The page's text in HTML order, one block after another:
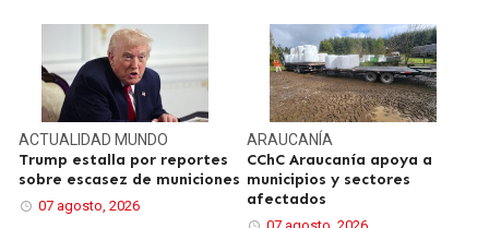
ACTUALIDAD MUNDO
Trump estalla por reportes
sobre escasez de municiones
07 agosto, 2026
ARAUCANÍA
CChC Araucanía apoya a
municipios y sectores
afectados